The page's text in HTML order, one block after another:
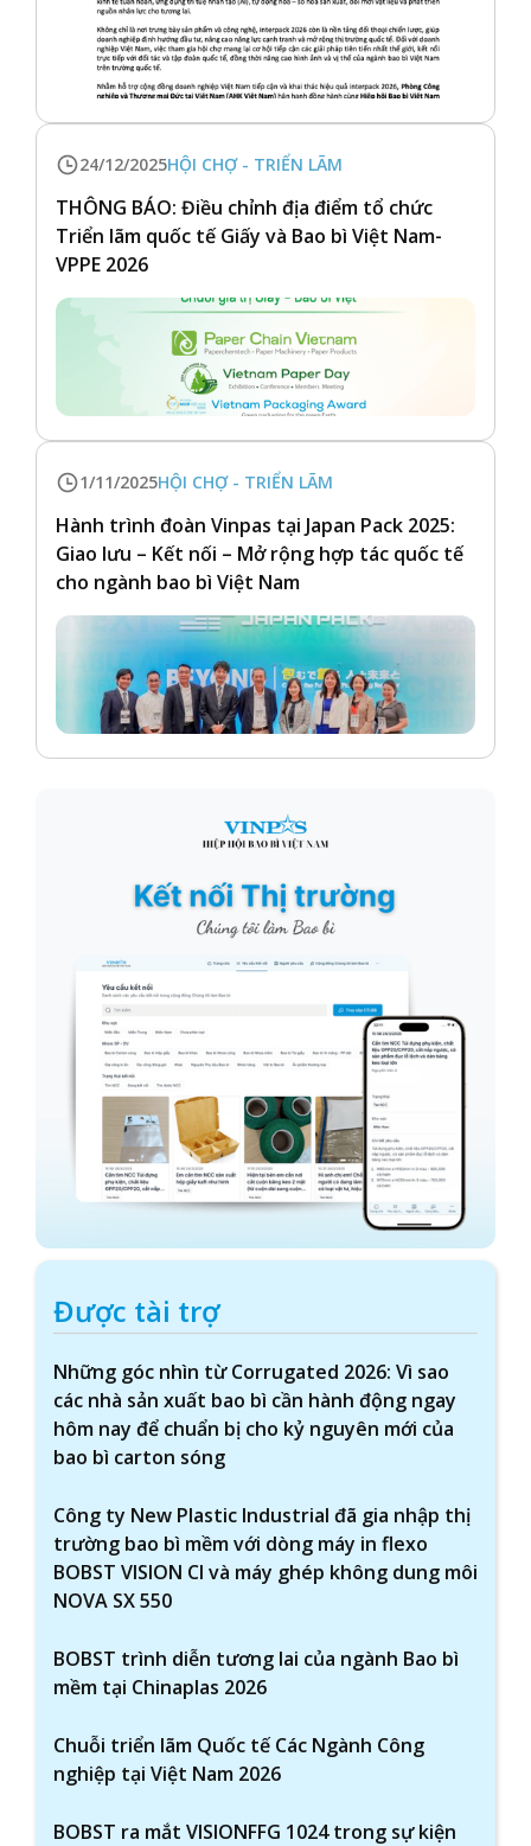
24/12/2025HỘI CHỢ - TRIỂN LÃM
THÔNG BÁO: Điều chỉnh địa điểm tổ chức
Triển lãm quốc tế Giấy và Bao bì Việt Nam-
VPPE 2026
1/11/2025HỘI CHỢ - TRIỂN LÃM
Hành trình đoàn Vinpas tại Japan Pack 2025:
Giao lưu – Kết nối – Mở rộng hợp tác quốc tế
cho ngành bao bì Việt Nam
Được tài trợ
Những góc nhìn từ Corrugated 2026: Vì sao
các nhà sản xuất bao bì cần hành động ngay
hôm nay để chuẩn bị cho kỷ nguyên mới của
bao bì carton sóng
Công ty New Plastic Industrial đã gia nhập thị
trường bao bì mềm với dòng máy in flexo
BOBST VISION CI và máy ghép không dung môi
NOVA SX 550
BOBST trình diễn tương lai của ngành Bao bì
mềm tại Chinaplas 2026
Chuỗi triển lãm Quốc tế Các Ngành Công
nghiệp tại Việt Nam 2026
BOBST ra mắt VISIONFFG 1024 trong sự kiện